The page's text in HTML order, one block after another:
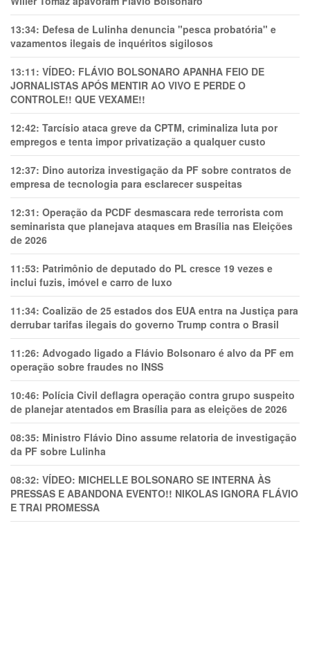
13:34: Defesa de Lulinha denuncia "pesca probatória" e
vazamentos ilegais de inquéritos sigilosos
13:11: VÍDEO: FLÁVIO BOLSONARO APANHA FEIO DE
JORNALISTAS APÓS MENTIR AO VIVO E PERDE O
CONTROLE!! QUE VEXAME!!
12:42: Tarcísio ataca greve da CPTM, criminaliza luta por
empregos e tenta impor privatização a qualquer custo
12:37: Dino autoriza investigação da PF sobre contratos de
empresa de tecnologia para esclarecer suspeitas
12:31: Operação da PCDF desmascara rede terrorista com
seminarista que planejava ataques em Brasília nas Eleições
de 2026
11:53: Patrimônio de deputado do PL cresce 19 vezes e
inclui fuzis, imóvel e carro de luxo
11:34: Coalizão de 25 estados dos EUA entra na Justiça para
derrubar tarifas ilegais do governo Trump contra o Brasil
11:26: Advogado ligado a Flávio Bolsonaro é alvo da PF em
operação sobre fraudes no INSS
10:46: Polícia Civil deflagra operação contra grupo suspeito
de planejar atentados em Brasília para as eleições de 2026
08:35: Ministro Flávio Dino assume relatoria de investigação
da PF sobre Lulinha
08:32: VÍDEO: MICHELLE BOLSONARO SE INTERNA ÀS
PRESSAS E ABANDONA EVENTO!! NIKOLAS IGNORA FLÁVIO
E TRAl PROMESSA